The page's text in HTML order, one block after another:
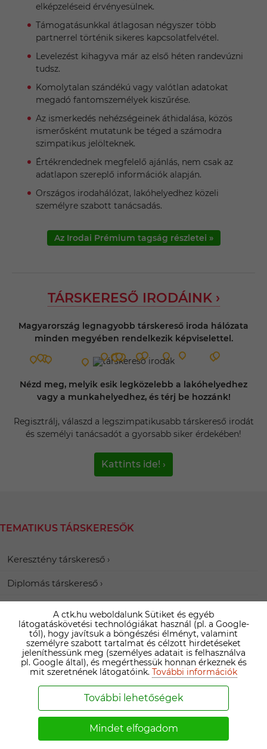
elképzeléseid érvényesülnek.
Támogatásunkkal átlagosan négyszer több
partnerrel történik sikeres kapcsolatfelvétel.
Levelezést kihagyva már az első héten randevúzni
tudsz.
Komolytalan szándékú vagy valótlan adatokat
megadó fantomszemélyek kiszűrése.
Az ismerkedés nehézségeinek áthidalása, közös
ismerősként mutatunk be téged a számodra
szimpatikus jelölteknek.
Értékrendednek megfelelő ajánlás, nem csak az
adatlapon szereplő információk alapján.
Országos irodahálózat, lakóhelyedhez közeli
személyre szabott tanácsadás.
Az Irodai Prémium tagság részletei »
TÁRSKERESŐ IRODÁINK ›
Magyarország legnagyobb társkereső iroda hálózata
minden megyében rendelkezik képviselettel.
Nézd meg, melyik esik legközelebb a lakóhelyedhez
vagy a munkahelyedhez, és térj be hozzánk!
Regisztrálj, válaszd a legszimpatikusabb társkereső irodát
és személyi tanácsadót a gyorsabb siker érdekében!
Kattints ide! ›
TEMATIKUS TÁRSKERESŐK
Keresztény társkereső
Diplomás társkereső
IZMÉNY KÖRNYÉKI TÁRSKERESŐK
társkereső
Aparhant
társkereső
Mucsfa
társkereső
társkereső
Szárász
társkereső
A ctk.hu weboldalunk Sütiket és egyéb
látogatáskövetési technológiákat használ (pl. a Google-
tól), hogy javítsuk a böngészési élményt, valamint
személyre szabott tartalmat és célzott hirdetéseket
jeleníthessünk meg (személyes adatait is felhasználva
pl. Google által), és megérthessük honnan érkeznek és
mit szeretnének látogatóink. További információk
További lehetőségek
Mindet elfogadom